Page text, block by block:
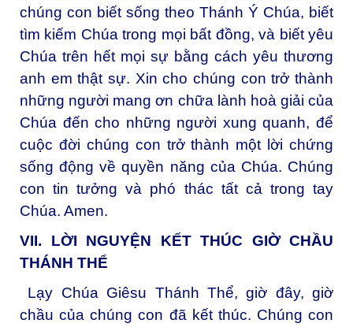
chúng con biết sống theo Thánh Ý Chúa, biết
tìm kiếm Chúa trong mọi bất đồng, và biết yêu
Chúa trên hết mọi sự bằng cách yêu thương
anh em thật sự. Xin cho chúng con trở thành
những người mang ơn chữa lành hoà giải của
Chúa đến cho những người xung quanh, để
cuộc đời chúng con trở thành một lời chứng
sống động về quyền năng của Chúa. Chúng
con tin tưởng và phó thác tất cả trong tay
Chúa. Amen.
VII. LỜI NGUYỆN KẾT THÚC GIỜ CHẦU
THÁNH THỂ
Lạy Chúa Giêsu Thánh Thể, giờ đây, giờ
chầu của chúng con đã kết thúc. Chúng con